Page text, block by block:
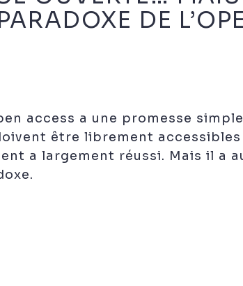
DE
access a une promesse
être librement accessibles
a largement réussi. Mais il a